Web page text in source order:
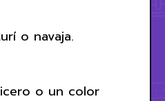
o navaja.
o un color